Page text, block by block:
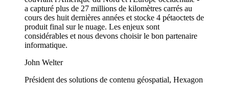
a capturé plus de 27 millions de kilomètres carrés au
cours des huit dernières années et stocke 4 pétaoctets de
produit final sur le nuage. Les enjeux sont
considérables et nous devons choisir le bon partenaire
informatique.
John Welter
Président des solutions de contenu géospatial, Hexagon